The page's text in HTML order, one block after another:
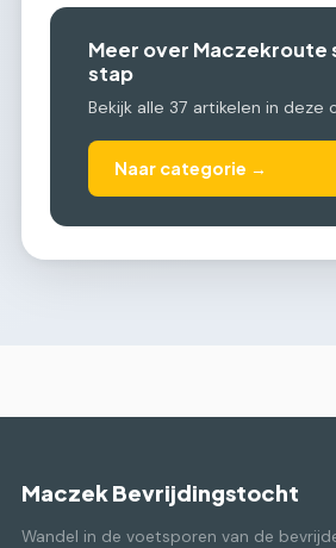
Meer over Maczekroute
stap
Bekijk alle 37 artikelen in deze
Naar categorie →
Maczek Bevrijdingstocht
Wandel in de voetsporen van de